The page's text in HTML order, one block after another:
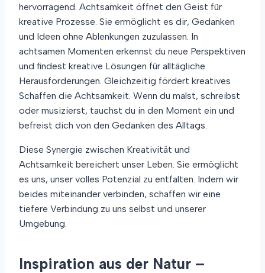
hervorragend. Achtsamkeit öffnet den Geist für
kreative Prozesse. Sie ermöglicht es dir, Gedanken
und Ideen ohne Ablenkungen zuzulassen. In
achtsamen Momenten erkennst du neue Perspektiven
und findest kreative Lösungen für alltägliche
Herausforderungen. Gleichzeitig fördert kreatives
Schaffen die Achtsamkeit. Wenn du malst, schreibst
oder musizierst, tauchst du in den Moment ein und
befreist dich von den Gedanken des Alltags.
Diese Synergie zwischen Kreativität und
Achtsamkeit bereichert unser Leben. Sie ermöglicht
es uns, unser volles Potenzial zu entfalten. Indem wir
beides miteinander verbinden, schaffen wir eine
tiefere Verbindung zu uns selbst und unserer
Umgebung.
Inspiration aus der Natur –